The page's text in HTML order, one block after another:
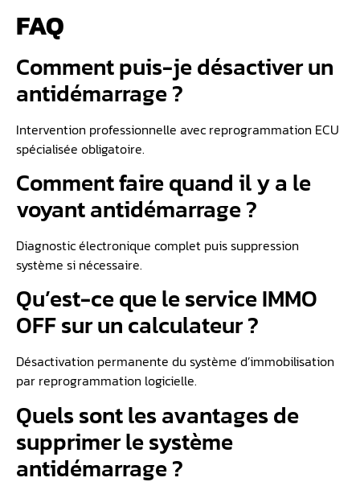
FAQ
Comment puis-je désactiver un
antidémarrage ?
Intervention professionnelle avec reprogrammation ECU
spécialisée obligatoire.
Comment faire quand il y a le
voyant antidémarrage ?
Diagnostic électronique complet puis suppression
système si nécessaire.
Qu’est-ce que le service IMMO
OFF sur un calculateur ?
Désactivation permanente du système d’immobilisation
par reprogrammation logicielle.
Quels sont les avantages de
supprimer le système
antidémarrage ?